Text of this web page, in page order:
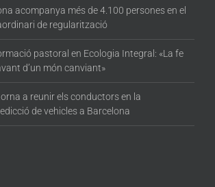
acompanya més de 4.100 persones en el
de regularització
pastoral en Ecologia Integral: «La fe
d’un món canviant»
a reunir els conductors en la
de vehicles a Barcelona